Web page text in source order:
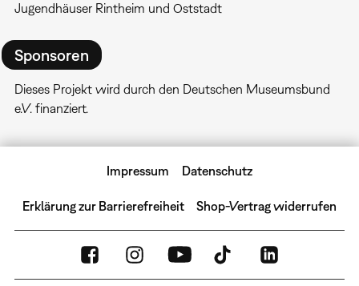
Jugendhäuser Rintheim und Oststadt
Sponsoren
Dieses Projekt wird durch den Deutschen Museumsbund
e.V. finanziert.
Impressum Datenschutz
Erklärung zur Barrierefreiheit Shop-Vertrag widerrufen